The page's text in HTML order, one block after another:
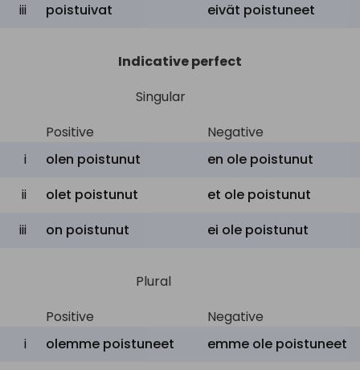
iii
poistuivat eivät poistuneet
Indicative perfect
Singular
Positive
Negative
i
olen poistunut
en ole poistunut
ii
olet poistunut
et ole poistunut
iii
on poistunut ei ole poistunut
Plural
Positive
Negative
i
olemme poistuneet emme ole poistuneet